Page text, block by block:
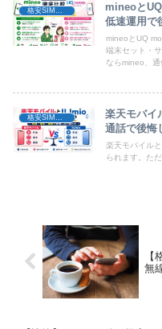
格安SIM比較
mineoと
低速運用で
mineoとUQ
端末セット・
ならmineo、
格安SIM比較
楽天モバイ
通話で後悔
楽天モバイル
られます。た
無